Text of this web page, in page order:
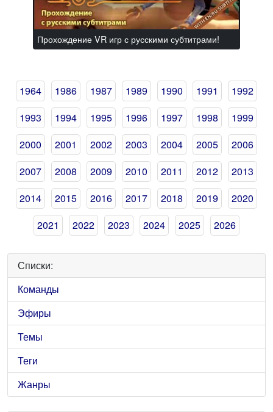
Прохождение VR игр с русскими субтитрами!
1964 1986 1987 1989 1990 1991
1992
1993
1994 1995 1996 1997 1998
1999
2000
2001 2002 2003 2004 2005
2006
2007
2008 2009 2010 2011 2012
2013
2014
2015 2016 2017 2018 2019
2020
2021
2022 2023 2024 2025 2026
Списки:
Команды
Эфиры
Темы
Теги
Жанры